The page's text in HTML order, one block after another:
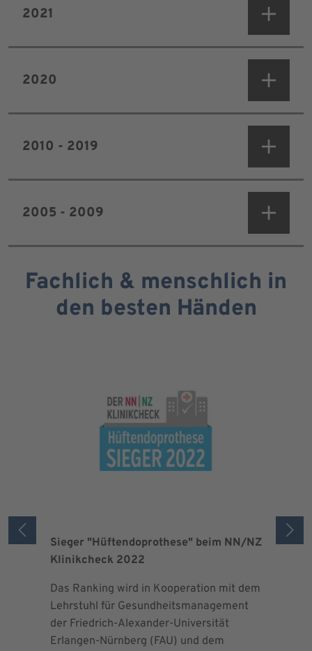
2021
2020
2010 - 2019
2005 - 2009
Fachlich & menschlich in
den besten Händen
Sieger "Hüftendoprothese" beim NN/NZ
Klinikcheck 2022
Das Ranking wird in Kooperation mit dem
Lehrstuhl für Gesundheitsmanagement
der Friedrich-Alexander-Universität
Erlangen-Nürnberg (FAU) und dem